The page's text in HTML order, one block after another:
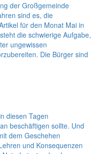
der Großgemeinde
sind es, die
für den Monat Mai in
die schwierige Aufgabe,
ungewissen
Die Bürger sind
diesen Tagen
beschäftigen sollte. Und
dem Geschehen
und Konsequenzen